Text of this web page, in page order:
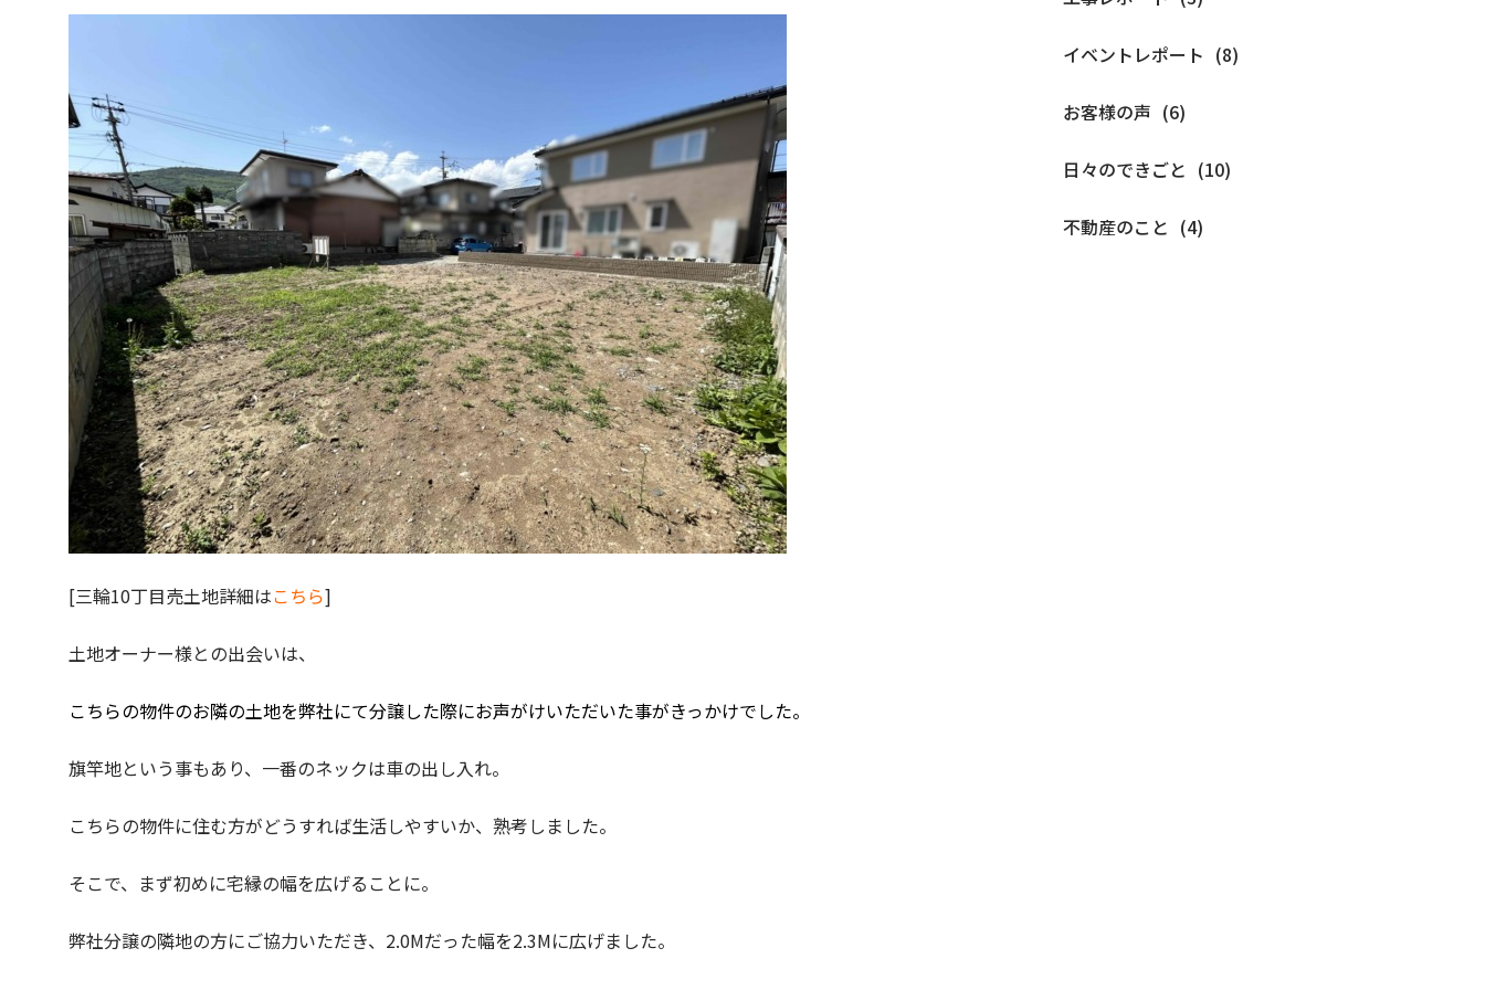
[三輪10丁目売土地詳細はこちら]
土地オーナー様との出会いは、
こちらの物件のお隣の土地を弊社にて分譲した際にお声がけいただいた事がきっかけでした。
旗竿地という事もあり、一番のネックは車の出し入れ。
こちらの物件に住む方がどうすれば生活しやすいか、熟考しました。
そこで、まず初めに宅縁の幅を広げることに。
弊社分譲の隣地の方にご協力いただき、2.0Mだった幅を2.3Mに広げました。
イベントレポート
お客様の声
日々のできごと
不動産のこと